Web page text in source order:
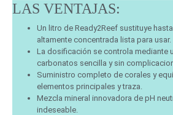
LAS VENTAJAS:
Un litro de Ready2Reef sustituye
altamente concentrada lista para usar.
La dosificación se controla mediante
carbonatos sencilla y sin
Suministro completo de corales y
elementos principales y traza.
Mezcla mineral innovadora de pH
indeseable.